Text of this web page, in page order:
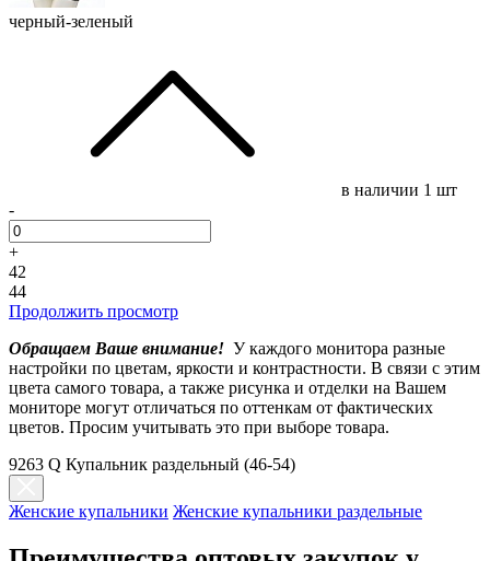
черный-зеленый
в наличии 1 шт
-
+
42
44
Продолжить просмотр
Обращаем Ваше внимание! У каждого монитора разные
настройки по цветам, яркости и контрастности. В связи с этим
цвета самого товара, а также рисунка и отделки на Вашем
мониторе могут отличаться по оттенкам от фактических
цветов. Просим учитывать это при выборе товара.
9263 Q Купальник раздельный (46-54)
Женские купальники Женские купальники раздельные